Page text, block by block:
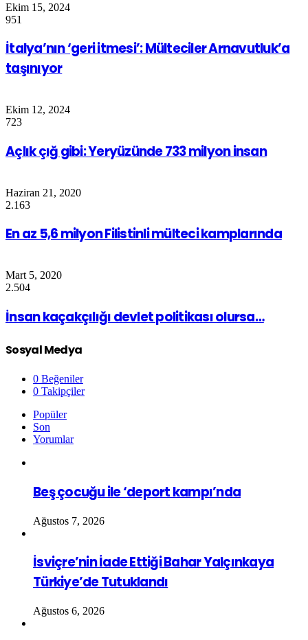
Ekim 15, 2024
951
İtalya’nın ‘geri itmesi’: Mülteciler Arnavutluk’a
taşınıyor
Ekim 12, 2024
723
Açlık çığ gibi: Yeryüzünde 733 milyon insan
Haziran 21, 2020
2.163
En az 5,6 milyon Filistinli mülteci kamplarında
Mart 5, 2020
2.504
İnsan kaçakçılığı devlet politikası olursa…
Sosyal Medya
0 Beğeniler
0 Takipçiler
Popüler
Son
Yorumlar
Beş çocuğu ile ‘deport kampı’nda
Ağustos 7, 2026
İsviçre’nin İade Ettiği Bahar Yalçınkaya
Türkiye’de Tutuklandı
Ağustos 6, 2026